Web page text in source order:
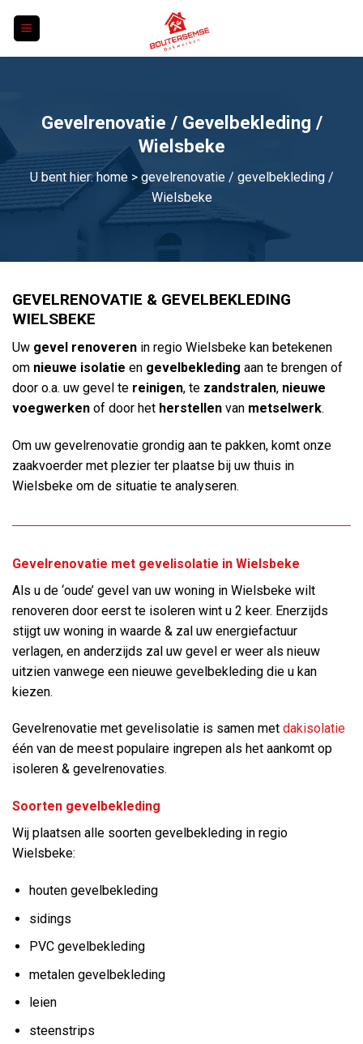
Gevelrenovatie / Gevelbekleding /
Wielsbeke
U bent hier:home> gevelrenovatie / gevelbekleding /
Wielsbeke
GEVELRENOVATIE & GEVELBEKLEDING
WIELSBEKE
Uw gevel renoveren in regio Wielsbeke kan betekenen
om nieuwe isolatie en gevelbekleding aan te brengen of
door o.a. uw gevel te reinigen, te zandstralen, nieuwe
voegwerken of door het herstellen van metselwerk.
Om uw gevelrenovatie grondig aan te pakken, komt onze
zaakvoerder met plezier ter plaatse bij uw thuis in
Wielsbeke om de situatie te analyseren.
Gevelrenovatie met gevelisolatie in Wielsbeke
Als u de ‘oude’ gevel van uw woning in Wielsbeke wilt
renoveren door eerst te isoleren wint u 2 keer. Enerzijds
stijgt uw woning in waarde & zal uw energiefactuur
verlagen, en anderzijds zal uw gevel er weer als nieuw
uitzien vanwege een nieuwe gevelbekleding die u kan
kiezen.
Gevelrenovatie met gevelisolatie is samen met dakisolatie
één van de meest populaire ingrepen als het aankomt op
isoleren & gevelrenovaties.
Soorten gevelbekleding
Wij plaatsen alle soorten gevelbekleding in regio
Wielsbeke:
houten gevelbekleding
sidings
PVC gevelbekleding
metalen gevelbekleding
leien
steenstrips